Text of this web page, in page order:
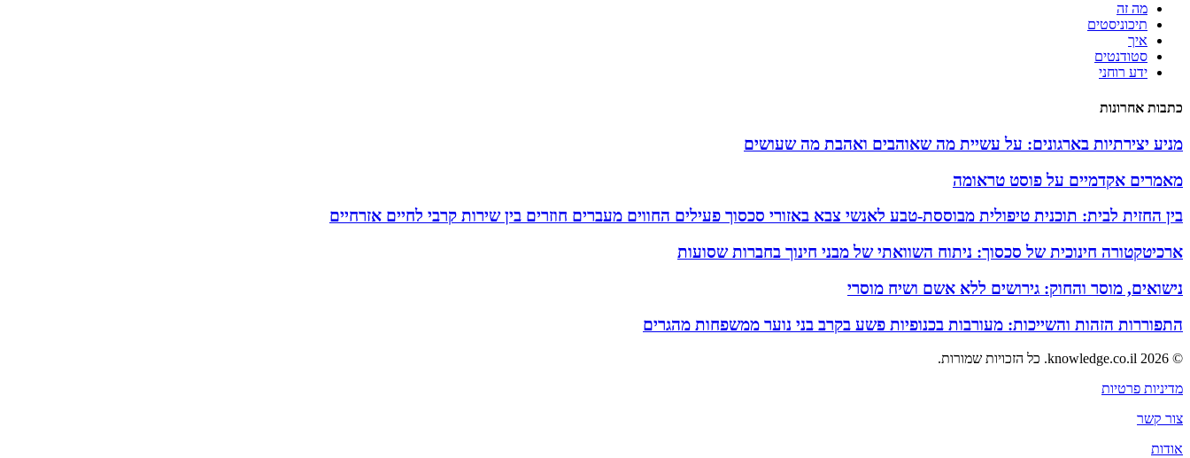
מה זה
תיכוניסטים
איך
סטודנטים
ידע רוחני
כתבות אחרונות
מניע יצירתיות בארגונים: על עשיית מה שאוהבים ואהבת מה שעושים
מאמרים אקדמיים על פוסט טראומה
בין החזית לבית: תוכנית טיפולית מבוססת-טבע לאנשי צבא באזורי סכסוך פעילים החווים מעברים חוזרים בין שירות קרבי לחיים אזרחיים
ארכיטקטורה חינוכית של סכסוך: ניתוח השוואתי של מבני חינוך בחברות שסועות
נישואים, מוסר והחוק: גירושים ללא אשם ושיח מוסרי
התפוררות הזהות והשייכות: מעורבות בכנופיות פשע בקרב בני נוער ממשפחות מהגרים
© 2026 knowledge.co.il. כל הזכויות שמורות.
מדיניות פרטיות
צור קשר
אודות